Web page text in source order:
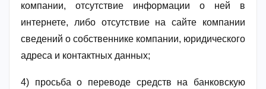
компании, отсутствие информации о ней в
интернете, либо отсутствие на сайте компании
сведений о собственнике компании, юридического
адреса и контактных данных;
4) просьба о переводе средств на банковскую